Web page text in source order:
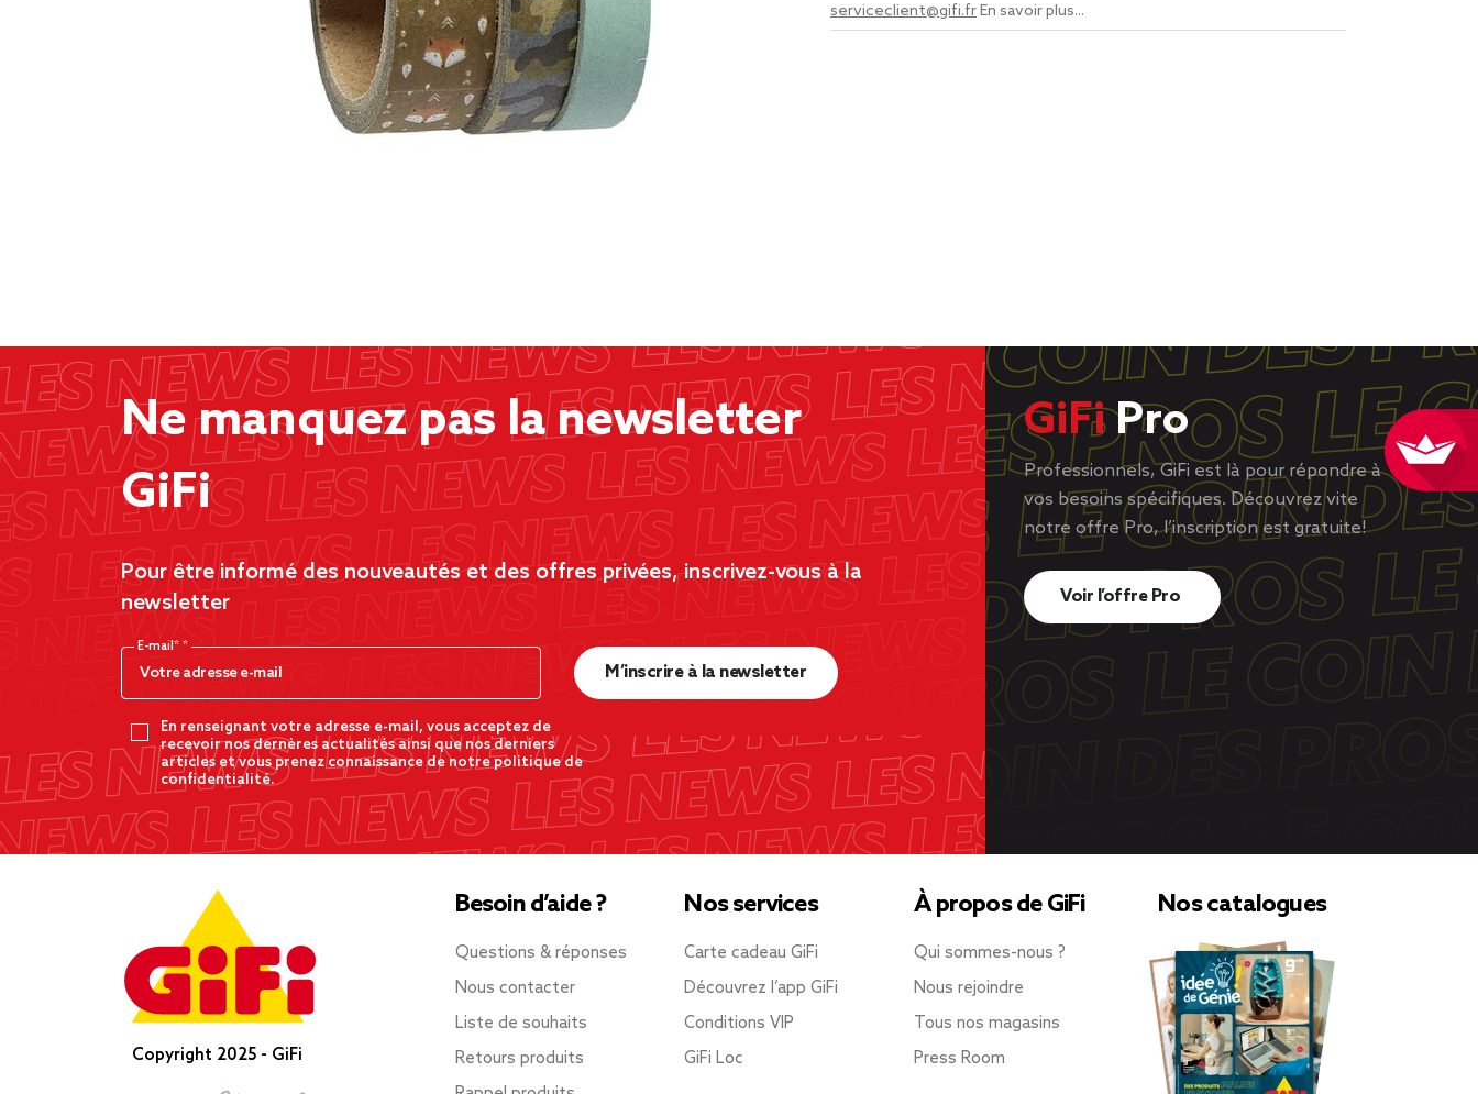
serviceclient@gifi.frEn savoir plus...
Ne manquez pas la newsletter
GiFi
Pour être informé des nouveautés et des offres privées, inscrivez-vous à la
newsletter
E-mail*
En renseignant votre adresse e-mail, vous acceptez de
recevoir nos dernères actualités ainsi que nos derniers
articles et vous prenez connaissance de notre politique de
confidentialité.
M’inscrire à la newsletter
GiFiPro
Professionnels, GiFi est là pour répondre à
vos besoins spécifiques. Découvrez vite
notre offre Pro, l’inscription est gratuite!
Voir l’offre Pro
Copyright 2025 - GiFi
Besoin d’aide ?
Questions & réponses
Nous contacter
Liste de souhaits
Retours produits
Nos services
Carte cadeau GiFi
Découvrez l’app GiFi
Conditions VIP
GiFi Loc
À propos de GiFi
Qui sommes-nous ?
Nous rejoindre
Tous nos magasins
Press Room
Nos catalogues